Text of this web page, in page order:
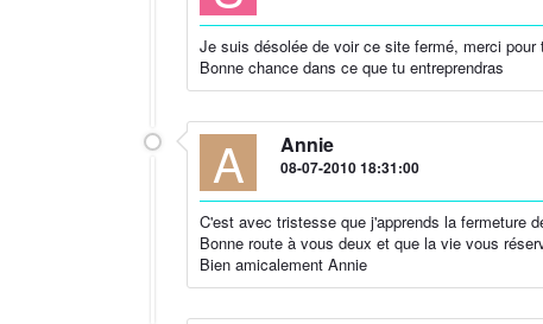
Je suis désolée de voir ce site fermé, merci
Bonne chance dans ce que tu entreprendras
A Annie
08-07-2010 18:31:00
C'est avec tristesse que j'apprends la fermeture
Bonne route à vous deux et que la vie vous
Bien amicalement Annie